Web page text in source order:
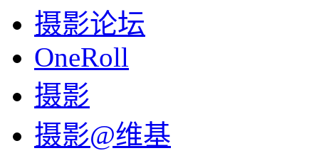
摄影论坛
OneRoll
摄影
摄影@维基